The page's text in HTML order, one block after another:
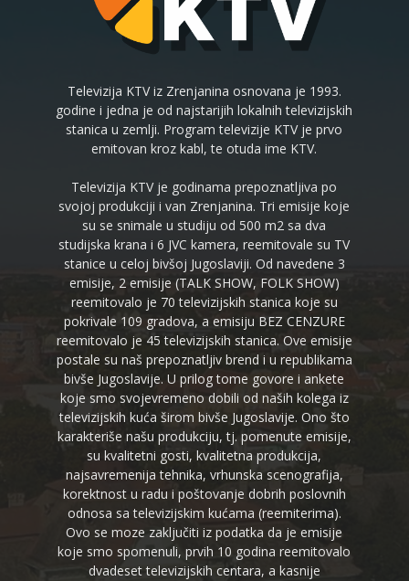
Televizija KTV iz Zrenjanina osnovana je 1993.
godine i jedna je od najstarijih lokalnih televizijskih
stanica u zemlji. Program televizije KTV je prvo
emitovan kroz kabl, te otuda ime KTV.
Televizija KTV je godinama prepoznatljiva po
svojoj produkciji i van Zrenjanina. Tri emisije koje
su se snimale u studiju od 500 m2 sa dva
studijska krana i 6 JVC kamera, reemitovale su TV
stanice u celoj bivšoj Jugoslaviji. Od navedene 3
emisije, 2 emisije (TALK SHOW, FOLK SHOW)
reemitovalo je 70 televizijskih stanica koje su
pokrivale 109 gradova, a emisiju BEZ CENZURE
reemitovalo je 45 televizijskih stanica. Ove emisije
postale su naš prepoznatljiv brend i u republikama
bivše Jugoslavije. U prilog tome govore i ankete
koje smo svojevremeno dobili od naših kolega iz
televizijskih kuća širom bivše Jugoslavije. Ono što
karakteriše našu produkciju, tj. pomenute emisije,
su kvalitetni gosti, kvalitetna produkcija,
najsavremenija tehnika, vrhunska scenografija,
korektnost u radu i poštovanje dobrih poslovnih
odnosa sa televizijskim kućama (reemiterima).
Ovo se moze zaključiti iz podatka da je emisije
koje smo spomenuli, prvih 10 godina reemitovalo
dvadeset televizijskih centara, a kasnije